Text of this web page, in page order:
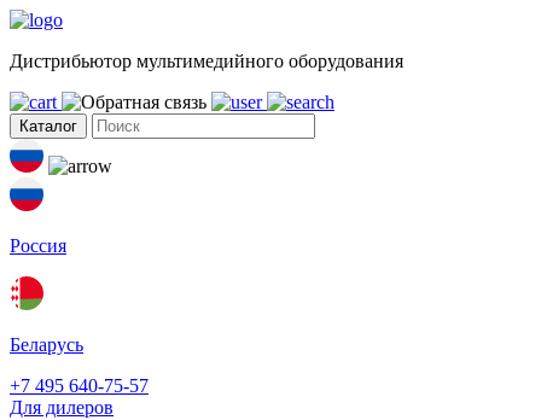
Дистрибьютор мультимедийного оборудования
Каталог
Россия
Беларусь
+7 495 640-75-57
Для дилеров